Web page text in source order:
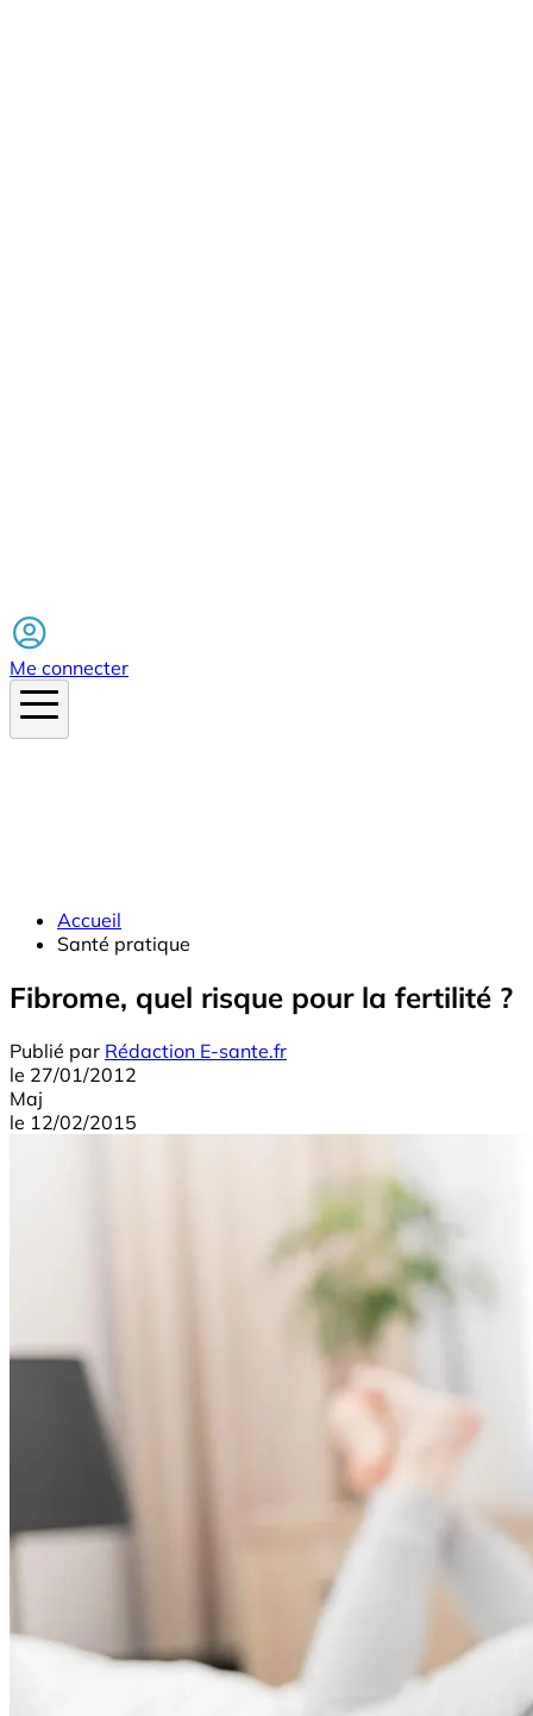
Me connecter
Accueil
Santé pratique
Fibrome, quel risque pour la fertilité ?
Publié par Rédaction E-sante.fr
le 27/01/2012
Maj
le 12/02/2015